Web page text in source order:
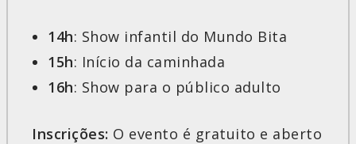
14h: Show infantil do Mundo Bita
15h: Início da caminhada
16h: Show para o público adulto
Inscrições: O evento é gratuito e aberto